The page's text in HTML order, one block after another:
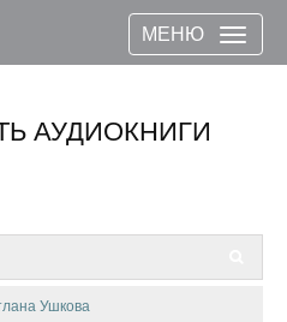
МЕНЮ
АУДИОКНИГИ
Ушкова